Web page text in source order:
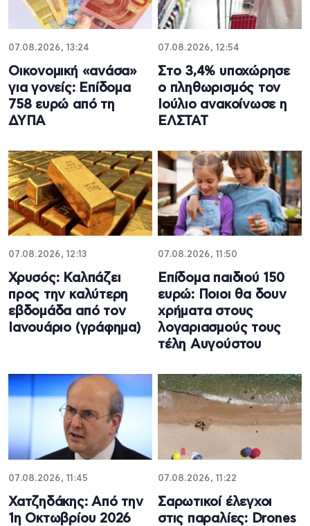
07.08.2026, 13:24
Oικονομική «ανάσα»
για γονείς: Επίδομα
758 ευρώ από τη
ΔΥΠΑ
07.08.2026, 12:54
Στο 3,4% υποχώρησε
ο πληθωρισμός τον
Ιούλιο ανακοίνωσε η
ΕΛΣΤΑΤ
07.08.2026, 12:13
Χρυσός: Καλπάζει
προς την καλύτερη
εβδομάδα από τον
Ιανουάριο (γράφημα)
07.08.2026, 11:50
Επίδομα παιδιού 150
ευρώ: Ποιοι θα δουν
χρήματα στους
λογαριασμούς τους
τέλη Αυγούστου
07.08.2026, 11:45
Χατζηδάκης: Από την
1η Οκτωβρίου 2026
07.08.2026, 11:22
Σαρωτικοί έλεγχοι
στις παραλίες: Drones